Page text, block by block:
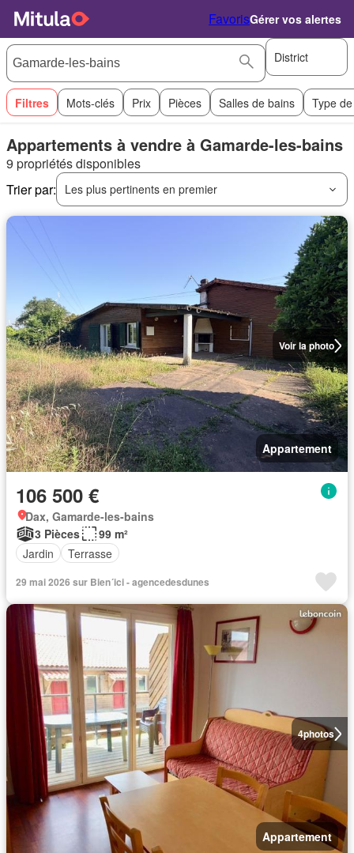
FavorisGérer vos alertes
District
Filtres Mots-clés Prix Pièces Salles de bains Type
Appartements à vendre à Gamarde-les-bains
9 propriétés disponibles
Trier par:
Les plus pertinents en premier
Voir la photo
Appartement
106 500 €
Dax, Gamarde-les-bains
3 Pièces
99 m²
Jardin
Terrasse
29 mai 2026 sur Bien´ici - agencedesdunes
4photos
Appartement